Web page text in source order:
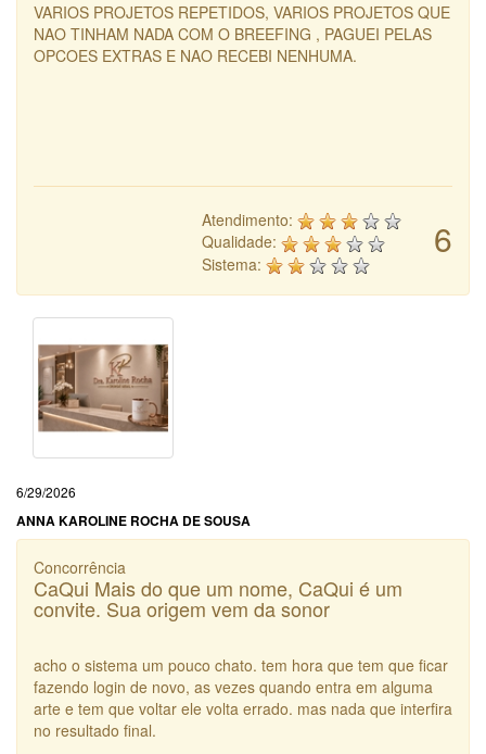
VARIOS PROJETOS REPETIDOS, VARIOS PROJETOS QUE
NAO TINHAM NADA COM O BREEFING , PAGUEI PELAS
OPCOES EXTRAS E NAO RECEBI NENHUMA.
6
Atendimento:
Qualidade:
Sistema:
6/29/2026
ANNA KAROLINE ROCHA DE SOUSA
Concorrência
CaQui Mais do que um nome, CaQui é um
convite. Sua origem vem da sonor
acho o sistema um pouco chato. tem hora que tem que ficar
fazendo login de novo, as vezes quando entra em alguma
arte e tem que voltar ele volta errado. mas nada que interfira
no resultado final.